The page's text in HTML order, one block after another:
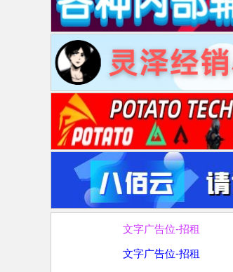
文字广告位-招租
文字广告位-招租